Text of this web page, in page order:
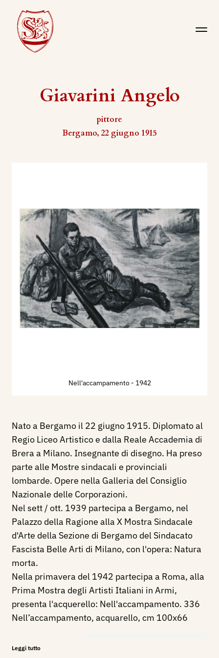
Giavarini Angelo
pittore
Bergamo, 22 giugno 1915
Nell'accampamento - 1942
Nato a Bergamo il 22 giugno 1915. Diplomato al
Regio Liceo Artistico e dalla Reale Accademia di
Brera a Milano. Insegnante di disegno. Ha preso
parte alle Mostre sindacali e provinciali
lombarde. Opere nella Galleria del Consiglio
Nazionale delle Corporazioni.
Nel sett / ott. 1939 partecipa a Bergamo, nel
Palazzo della Ragione alla X Mostra Sindacale
d'Arte della Sezione di Bergamo del Sindacato
Fascista Belle Arti di Milano, con l'opera: Natura
morta.
Nella primavera del 1942 partecipa a Roma, alla
Prima Mostra degli Artisti Italiani in Armi,
presenta l'acquerello: Nell'accampamento. 336
Nell’accampamento, acquarello, cm 100x66
Bibliografia:
Leggi tutto